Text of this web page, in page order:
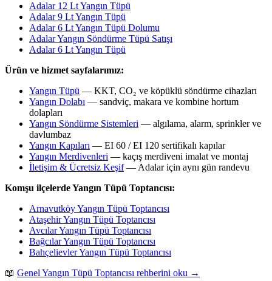
Adalar 12 Lt Yangın Tüpü
Adalar 9 Lt Yangın Tüpü
Adalar 6 Lt Yangın Tüpü Dolumu
Adalar Yangın Söndürme Tüpü Satışı
Adalar 6 Lt Yangın Tüpü
Ürün ve hizmet sayfalarımız:
Yangın Tüpü — KKT, CO₂ ve köpüklü söndürme cihazları
Yangın Dolabı — sandviç, makara ve kombine hortum
dolapları
Yangın Söndürme Sistemleri — algılama, alarm, sprinkler ve
davlumbaz
Yangın Kapıları — EI 60 / EI 120 sertifikalı kapılar
Yangın Merdivenleri — kaçış merdiveni imalat ve montaj
İletişim & Ücretsiz Keşif— Adalar için aynı gün randevu
Komşu ilçelerde Yangın Tüpü Toptancısı:
Arnavutköy Yangın Tüpü Toptancısı
Ataşehir Yangın Tüpü Toptancısı
Avcılar Yangın Tüpü Toptancısı
Bağcılar Yangın Tüpü Toptancısı
Bahçelievler Yangın Tüpü Toptancısı
📖 Genel Yangın Tüpü Toptancısı rehberini oku →